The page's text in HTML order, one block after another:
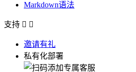
Markdown语法
支持  
邀请有礼
私有化部署